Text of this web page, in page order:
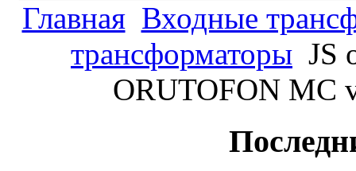
Главная Входные
трансформаторы JS
ORUTOFON MC